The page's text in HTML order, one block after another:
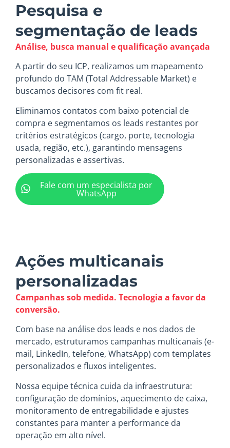
Pesquisa e
segmentação de leads
Análise, busca manual e qualificação avançada
A partir do seu ICP, realizamos um mapeamento
profundo do TAM (Total Addressable Market) e
buscamos decisores com fit real.
Eliminamos contatos com baixo potencial de
compra e segmentamos os leads restantes por
critérios estratégicos (cargo, porte, tecnologia
usada, região, etc.), garantindo mensagens
personalizadas e assertivas.
Fale com um especialista por
WhatsApp
Ações multicanais
personalizadas
Campanhas sob medida. Tecnologia a favor da
conversão.
Com base na análise dos leads e nos dados de
mercado, estruturamos campanhas multicanais (e-
mail, LinkedIn, telefone, WhatsApp) com templates
personalizados e fluxos inteligentes.
Nossa equipe técnica cuida da infraestrutura:
configuração de domínios, aquecimento de caixa,
monitoramento de entregabilidade e ajustes
constantes para manter a performance da
operação em alto nível.